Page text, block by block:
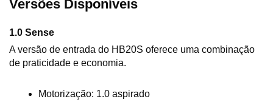
Versões Disponíveis
1.0 Sense
A versão de entrada do HB20S oferece uma combinação
de praticidade e economia.
Motorização: 1.0 aspirado